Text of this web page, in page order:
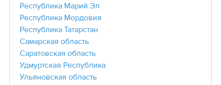
Республика Марий Эл
Республика Мордовия
Республика Татарстан
Самарская область
Саратовская область
Удмуртская Республика
Ульяновская область